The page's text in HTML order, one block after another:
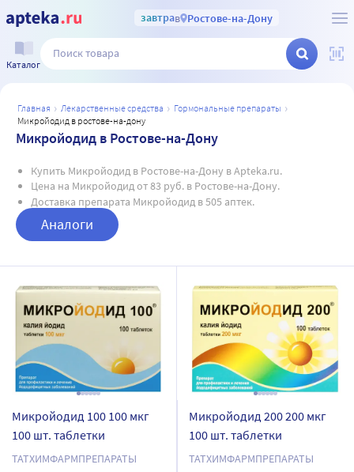
завтрав Ростове-на-Дону
Каталог
главная лекарственные средства
гормональные препараты
микройодид в ростове-на-дону
Микройодид в Ростове-на-Дону
Купить Микройодид в Ростове-на-Дону в Apteka.ru.
Цена на Микройодид от 83 руб. в Ростове-на-Дону.
Доставка препарата Микройодид в 505 аптек.
Аналоги
Микройодид 100 100 мкг
100 шт. таблетки
ТАТХИМФАРМПРЕПАРАТЫ
Микройодид 200 200 мкг
100 шт. таблетки
ТАТХИМФАРМПРЕПАРАТЫ